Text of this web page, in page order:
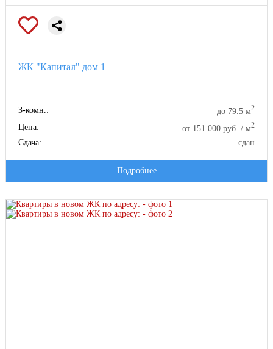
ЖК "Капитал" дом 1
3-комн.: до 79.5 м2
Цена: от 151 000 руб. / м2
Сдача: сдан
Подробнее